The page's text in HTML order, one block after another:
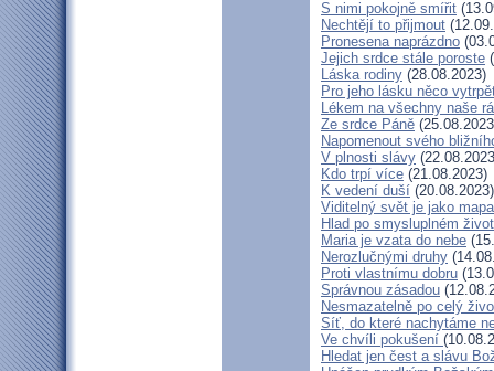
S nimi pokojně smířit
Nechtějí to přijmout
Pronesena naprázdno
Jejich srdce stále poroste
Láska rodiny (28.08.2023)
Pro jeho lásku něco
Lékem na všechny naše
Ze srdce Páně
Napomenout svého
V plnosti slávy
Kdo trpí více (21.08.2023)
K vedení duší (20.08.2023)
Viditelný svět je jako mapa
Hlad po smysluplném
Maria je vzata do nebe
Nerozlučnými druhy
Proti vlastnímu dobru
Správnou zásadou
Nesmazatelně po celý
Síť, do které nachytáme
Ve chvíli pokušení
Hledat jen čest a slávu